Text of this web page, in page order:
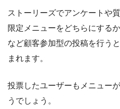
ストーリーズでアンケートや
限定メニューをどちらにする
など顧客参加型の投稿を行う
まれます。
投票したユーザーもメニュー
うでしょう。